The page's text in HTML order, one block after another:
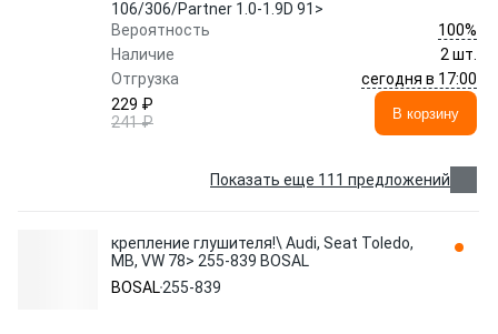
106/306/Partner 1.0-1.9D 91>
Вероятность
100%
Наличие
2 шт.
Отгрузка
сегодня в 17:00
229 ₽
241 ₽
В корзину
Показать еще 111 предложений
крепление глушителя!\ Audi, Seat Toledo,
MB, VW 78> 255-839 BOSAL
BOSAL255-839